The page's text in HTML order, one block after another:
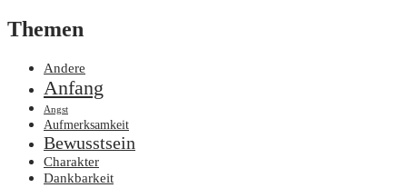
Themen
Andere
Anfang
Angst
Aufmerksamkeit
Bewusstsein
Charakter
Dankbarkeit